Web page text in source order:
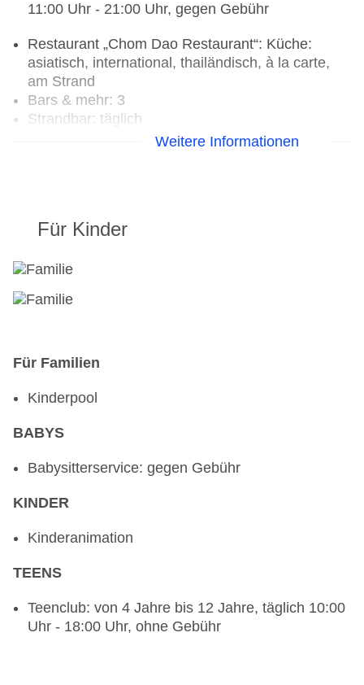
11:00 Uhr - 21:00 Uhr, gegen Gebühr
Restaurant „Chom Dao Restaurant“: Küche:
asiatisch, international, thailändisch, à la carte,
am Strand
Bars & mehr: 3
Strandbar: täglich
Weitere Informationen
Für Kinder
Für Familien
Kinderpool
BABYS
Babysitterservice: gegen Gebühr
KINDER
Kinderanimation
TEENS
Teenclub: von 4 Jahre bis 12 Jahre, täglich 10:00
Uhr - 18:00 Uhr, ohne Gebühr